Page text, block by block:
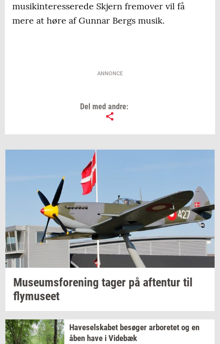
musikinteresserede Skjern fremover vil få
mere at høre af Gunnar Bergs musik.
ANNONCE
Del med andre:
Mu­se­ums­for­e­ning tager på af­ten­tur til
fly­mu­se­et
Ha­ve­sel­ska­bet be­sø­ger ar­bo­re­tet og en
åben have i Vi­de­bæk